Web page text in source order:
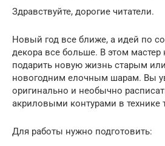
Здравствуйте, дорогие читатели.
Новый год все ближе, а идей по
декора все больше. В этом мастер
подарить новую жизнь старым
новогодним елочным шарам. Вы
оригинально и необычно
акриловыми контурами в технике
Для работы нужно подготовить: